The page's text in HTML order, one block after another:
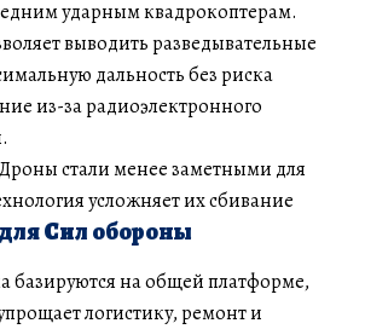
ударным квадрокоптерам.
выводить разведывательные
дальность без риска
из-за радиоэлектронного
стали менее заметными для
усложняет их сбивание
Сил обороны
базируются на общей платформе,
логистику, ремонт и